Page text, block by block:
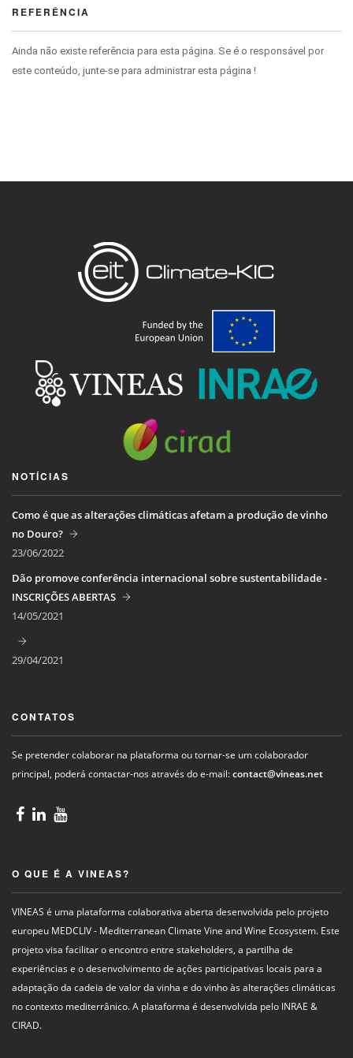
REFERÊNCIA
Ainda não existe referência para esta página. Se é o responsável por
este conteúdo, junte-se para administrar esta página !
NOTÍCIAS
Como é que as alterações climáticas afetam a produção de vinho
no Douro?
23/06/2022
Dão promove conferência internacional sobre sustentabilidade -
INSCRIÇÕES ABERTAS
14/05/2021
29/04/2021
CONTATOS
Se pretender colaborar na plataforma ou tornar-se um colaborador
principal, poderá contactar-nos através do e-mail:contact@vineas.net
O QUE É A VINEAS?
VINEAS é uma plataforma colaborativa aberta desenvolvida pelo projeto
europeu MEDCLIV - Mediterranean Climate Vine and Wine Ecosystem. Este
projeto visa facilitar o encontro entre stakeholders, a partilha de
experiências e o desenvolvimento de ações participativas locais para a
adaptação da cadeia de valor da vinha e do vinho às alterações climáticas
no contexto mediterrânico. A plataforma é desenvolvida pelo INRAE &
CIRAD.